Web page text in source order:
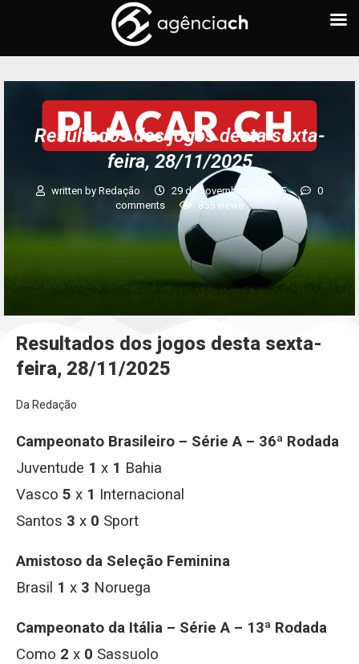
Resultados dos jogos desta sexta-
feira, 28/11/2025
written by Redação 29 de novembro de 2025
0
comments
855 views
Resultados dos jogos desta sexta-
feira, 28/11/2025
Da Redação
Campeonato Brasileiro – Série A – 36ª Rodada
Juventude 1 x 1 Bahia
Vasco 5 x 1 Internacional
Santos 3 x 0 Sport
Amistoso da Seleção Feminina
Brasil 1 x 3 Noruega
Campeonato da Itália – Série A – 13ª Rodada
Como 2 x 0 Sassuolo